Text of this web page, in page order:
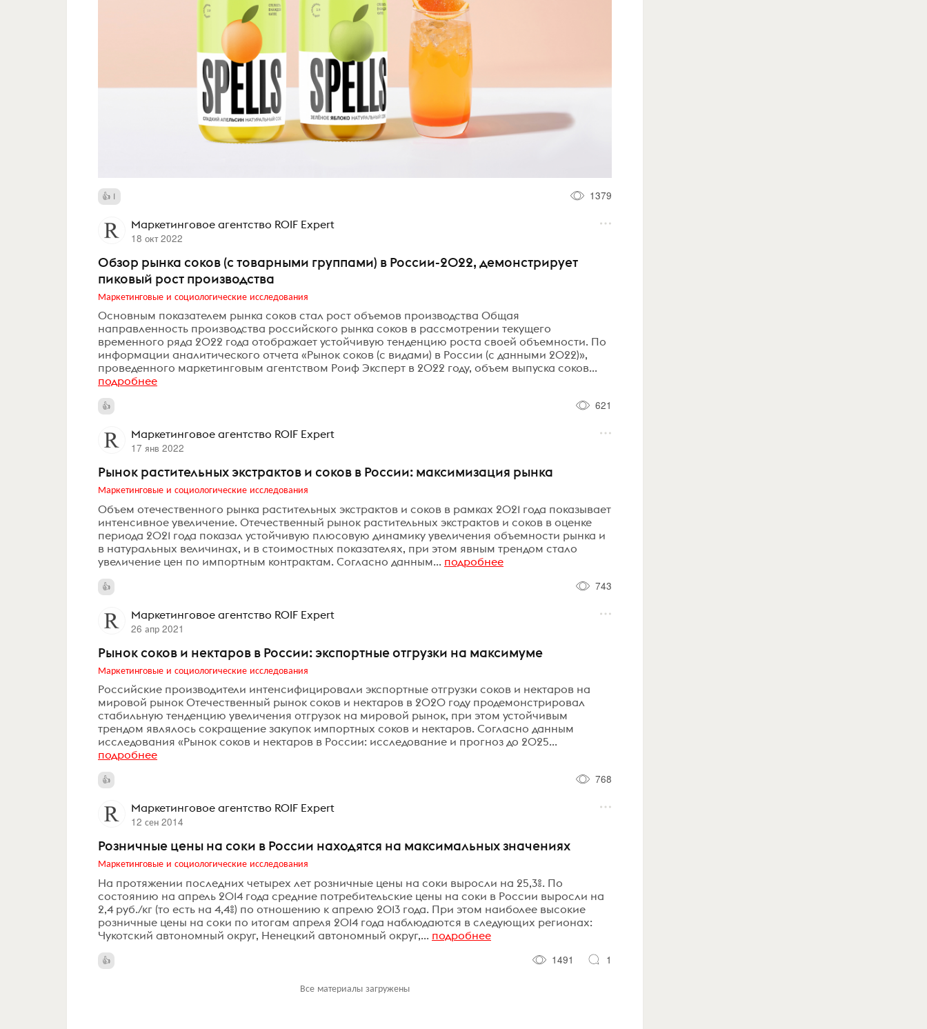
1 1379
Маркетинговое агентство ROIF Expert
18 окт 2022
Обзор рынка соков (с товарными группами) в России-2022, демонстрирует
пиковый рост производства
Маркетинговые и социологические исследования
Основным показателем рынка соков стал рост объемов производства Общая
направленность производства российского рынка соков в рассмотрении текущего
временного ряда 2022 года отображает устойчивую тенденцию роста своей объемности. По
информации аналитического отчета «Рынок соков (с видами) в России (с данными 2022)»,
проведенного маркетинговым агентством Роиф Эксперт в 2022 году, объем выпуска соков...
подробнее
621
Маркетинговое агентство ROIF Expert
17 янв 2022
Рынок растительных экстрактов и соков в России: максимизация рынка
Маркетинговые и социологические исследования
Объем отечественного рынка растительных экстрактов и соков в рамках 2021 года показывает
интенсивное увеличение. Отечественный рынок растительных экстрактов и соков в оценке
периода 2021 года показал устойчивую плюсовую динамику увеличения объемности рынка и
в натуральных величинах, и в стоимостных показателях, при этом явным трендом стало
увеличение цен по импортным контрактам. Согласно данным... подробнее
743
Маркетинговое агентство ROIF Expert
26 апр 2021
Рынок соков и нектаров в России: экспортные отгрузки на максимуме
Маркетинговые и социологические исследования
Российские производители интенсифицировали экспортные отгрузки соков и нектаров на
мировой рынок Отечественный рынок соков и нектаров в 2020 году продемонстрировал
стабильную тенденцию увеличения отгрузок на мировой рынок, при этом устойчивым
трендом являлось сокращение закупок импортных соков и нектаров. Согласно данным
исследования «Рынок соков и нектаров в России: исследование и прогноз до 2025...
подробнее
768
Маркетинговое агентство ROIF Expert
12 сен 2014
Розничные цены на соки в России находятся на максимальных значениях
Маркетинговые и социологические исследования
На протяжении последних четырех лет розничные цены на соки выросли на 25,3%. По
состоянию на апрель 2014 года средние потребительские цены на соки в России выросли на
2,4 руб./кг (то есть на 4,4%) по отношению к апрелю 2013 года. При этом наиболее высокие
розничные цены на соки по итогам апреля 2014 года наблюдаются в следующих регионах:
Чукотский автономный округ, Ненецкий автономный округ,... подробнее
1491
1
Все материалы загружены